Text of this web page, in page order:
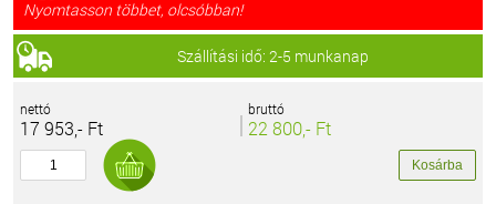
Nyomtasson többet, olcsóbban!
Szállítási idő: 2-5 munkanap
nettó
17 953,- Ft
bruttó
22 800,- Ft